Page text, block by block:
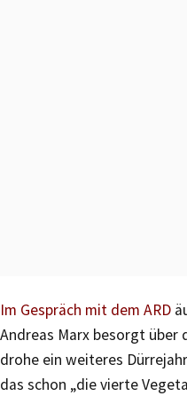
Im Gespräch mit dem ARD
Andreas Marx besorgt über
drohe ein weiteres
das schon „die vierte